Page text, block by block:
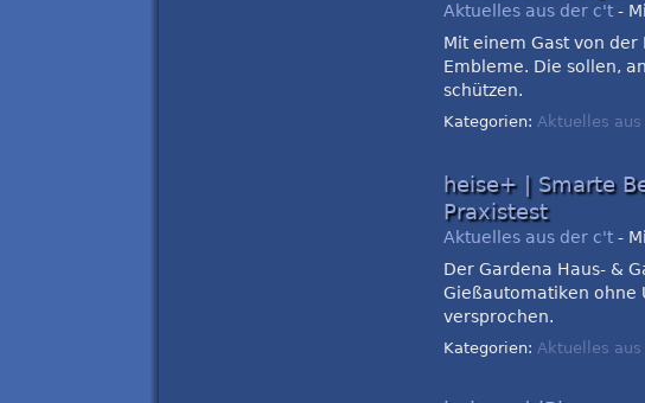
Aktuelles aus der c't -
Mit einem Gast von
Embleme. Die sollen,
schützen.
Kategorien:Aktuelles
heise+ | Smarte
Praxistest
Aktuelles aus der c't -
Der Gardena Haus- &
Gießautomatiken ohne
versprochen.
Kategorien: Aktuelles